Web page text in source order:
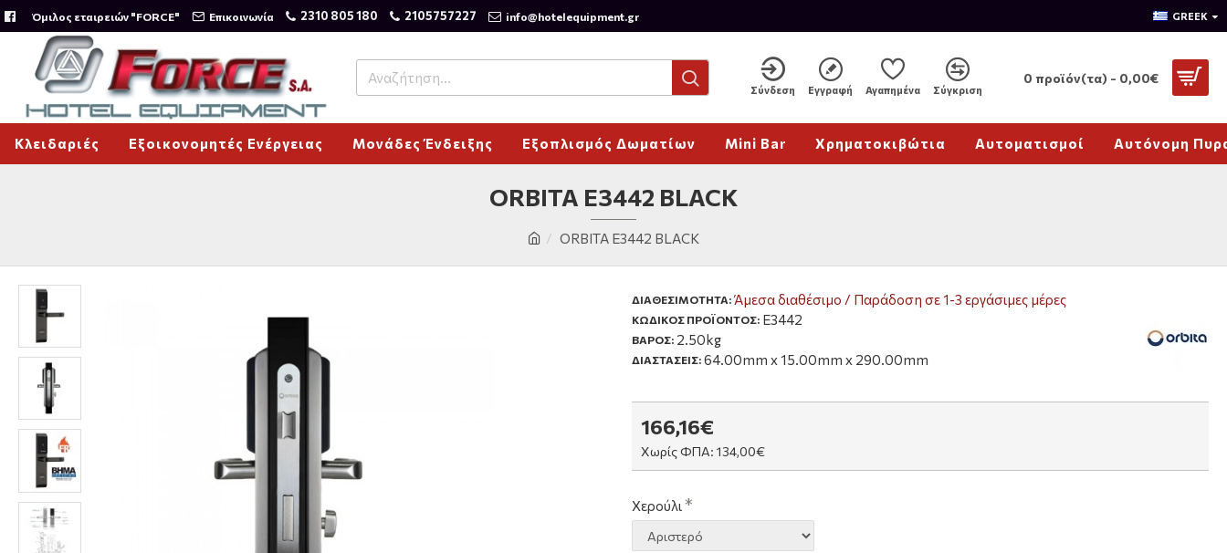
Όμιλος εταιρειών "FORCE" Επικοινωνία 2310 805 180 2105757227 info@hotelequipment.gr GREEK
Σύνδεση Εγγραφή Αγαπημένα Σύγκριση
0 προϊόν(τα) - 0,00€
Κλειδαριές Εξοικονομητές Ενέργειας Μονάδες Ένδειξης Εξοπλισμός Δωματίων Mini Bar Χρηματοκιβώτια Αυτοματισμοί Αυτόνομη
ORBITA E3442 BLACK
ORBITA E3442 BLACK
ΔΙΑΘΕΣΙΜΌΤΗΤΑ: Άμεσα διαθέσιμο / Παράδοση σε 1-3 εργάσιμες μέρες
ΚΩΔΙΚΟΣ ΠΡΟΪΟΝΤΟΣ: E3442
ΒΑΡΟΣ: 2.50kg
ΔΙΑΣΤΑΣΕΙΣ: 64.00mm x 15.00mm x 290.00mm
166,16€
Χωρίς ΦΠΑ: 134,00€
Χερούλι